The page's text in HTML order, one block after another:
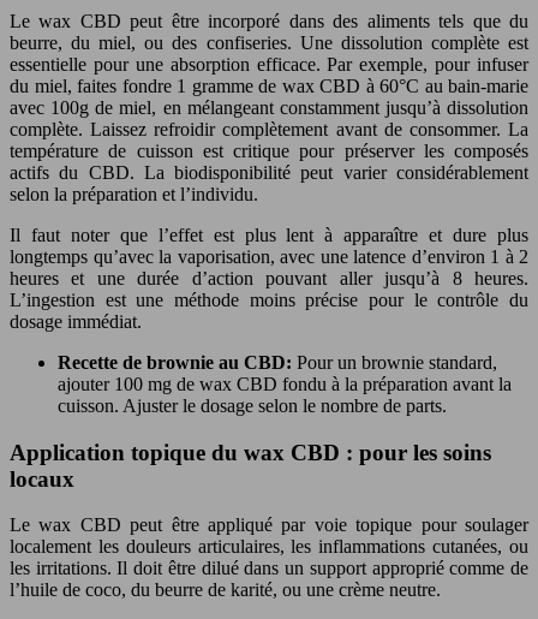
Le wax CBD peut être incorporé dans des aliments tels que du
beurre, du miel, ou des confiseries. Une dissolution complète est
essentielle pour une absorption efficace. Par exemple, pour infuser
du miel, faites fondre 1 gramme de wax CBD à 60°C au bain-marie
avec 100g de miel, en mélangeant constamment jusqu’à dissolution
complète. Laissez refroidir complètement avant de consommer. La
température de cuisson est critique pour préserver les composés
actifs du CBD. La biodisponibilité peut varier considérablement
selon la préparation et l’individu.
Il faut noter que l’effet est plus lent à apparaître et dure plus
longtemps qu’avec la vaporisation, avec une latence d’environ 1 à 2
heures et une durée d’action pouvant aller jusqu’à 8 heures.
L’ingestion est une méthode moins précise pour le contrôle du
dosage immédiat.
Recette de brownie au CBD: Pour un brownie standard,
ajouter 100 mg de wax CBD fondu à la préparation avant la
cuisson. Ajuster le dosage selon le nombre de parts.
Application topique du wax CBD : pour les soins
locaux
Le wax CBD peut être appliqué par voie topique pour soulager
localement les douleurs articulaires, les inflammations cutanées, ou
les irritations. Il doit être dilué dans un support approprié comme de
l’huile de coco, du beurre de karité, ou une crème neutre.